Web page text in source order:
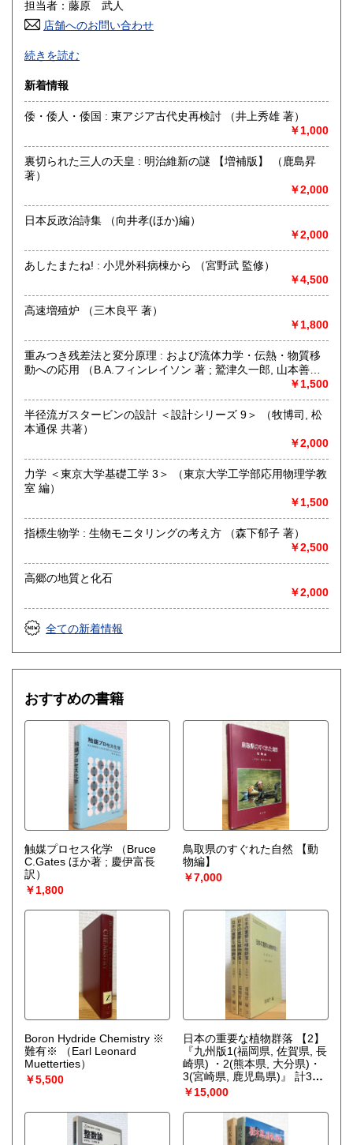
高知県 300円
佐賀県
熊本県 300円 大分県 300円
300円
沖縄県 300円
担当者：藤原 武人
店舗へのお問い合わせ
【通信販売専門 (ご来店不可)】 の古書店です。
※大変申し訳ございませんが、店頭での販売は行っておりま
書籍の状態等、ご不明な点・気になる所がございましたら、
メールアドレス【book@koshofujiwarashoten.com】
※販売書籍につきまして【お電話でのお問い合わせ】は、現
品在庫を確認するためお時間を頂戴いたします。
沿線名：JR中央線・総武線・東京メトロ丸ノ内線
営業時間：【事務所営業・通信販売専門 (ご来店不可)】
9:00〜17:00 ※買取・仕入れ等で不在の場合がございます
書籍の買取について
自然科学等の学術書・専門書・その他資料買取り致します。
電話・FAX・メール等でお気軽にご相談下さいませ。
出張買取・配送料着払い(当店の支払い)で送って頂くことも
※お送り頂く場合は必ず事前にご連絡下さいませ。
取り扱い分野
【地球科学(地質・鉱物)・天文学・動物学・植物学・その他
自然科学】
続きを読む
新着情報
倭・倭人・倭国 : 東アジア古代史再検討 （井上秀雄 著）
￥1,000
裏切られた三人の天皇 : 明治維新の謎 【増補版】 （鹿島昇
著）
￥2,000
日本反政治詩集 （向井孝(ほか)編）
￥2,000
あしたまたね! : 小児外科病棟から （宮野武 監修）
￥4,500
高速増殖炉 （三木良平 著）
￥1,800
重みつき残差法と変分原理 : および流体力学・伝熱・物質移
動への応用 （B.A.フィンレイソン 著 ; 鷲津久一郎, 山本善之,
￥1,500
半径流ガスタービンの設計 ＜設計シリーズ 9＞ （牧博司, 松
本通保 共著）
￥2,000
力学 ＜東京大学基礎工学 3＞ （東京大学工学部応用物理学教
室 編）
￥1,500
指標生物学 : 生物モニタリングの考え方 （森下郁子 著）
￥2,500
高郷の地質と化石
￥2,000
全ての新着情報
おすすめの書籍
触媒プロセス化学
（Bruce
C.Gates ほか著 ; 慶伊富長
訳）
￥1,800
鳥取県のすぐれた自然 【動
物編】
￥7,000
Boron Hydride Chemistry ※
難有※
（Earl Leonard
Muetterties）
￥5,500
日本の重要な植物群落 【2】
『九州版1(福岡県, 佐賀県, 長
崎県) ・2(熊本県, 大分県)・
3(宮崎県, 鹿児島県)』 計3冊
（環境庁 編）
￥15,000